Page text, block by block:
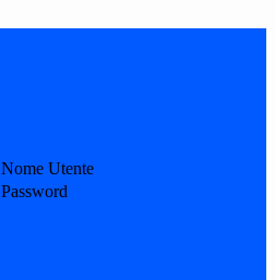
Nome Utente
Password